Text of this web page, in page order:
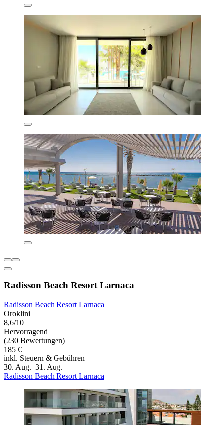
Radisson Beach Resort Larnaca
Radisson Beach Resort Larnaca
Oroklini
8,6/10
Hervorragend
(230 Bewertungen)
185 €
inkl. Steuern & Gebühren
30. Aug.–31. Aug.
Radisson Beach Resort Larnaca